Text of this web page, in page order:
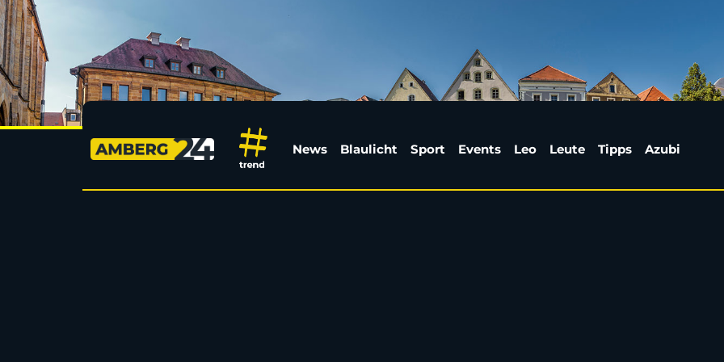
Gameday für Vereine: Mad Bulldogs
News Blaulicht Sport Events Leo Leute Tipps Azubi